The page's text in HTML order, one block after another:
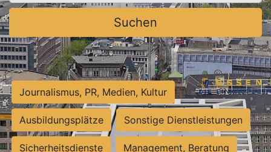
Suchen
Journalismus, PR, Medien, Kultur
Ausbildungsplätze Sonstige Dienstleistungen
Sicherheitsdienste Management, Beratung